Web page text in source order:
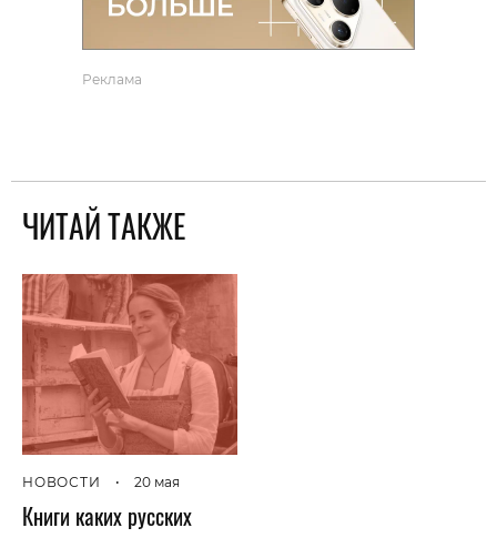
Реклама
ЧИТАЙ ТАКЖЕ
НОВОСТИ • 20 мая
Книги каких русских